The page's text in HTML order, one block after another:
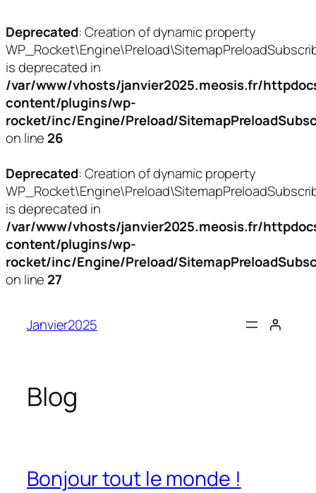
Deprecated: Creation of dynamic property
is deprecated in
/var/www/vhosts/janvier2025.meosis.fr/
content/plugins/wp-
rocket/inc/Engine/Preload/
on line 26
Deprecated: Creation of dynamic property
is deprecated in
/var/www/vhosts/janvier2025.meosis.fr/
content/plugins/wp-
rocket/inc/Engine/Preload/
on line 27
contenu
Janvier2025
Blog
Bonjour tout le monde !